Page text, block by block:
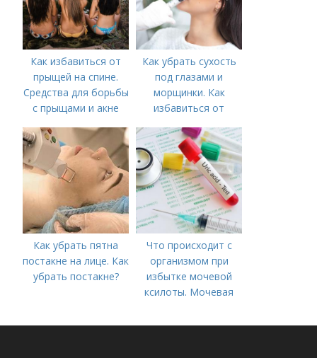
Как избавиться от
прыщей на спине.
Средства для борьбы
с прыщами и акне
Как убрать сухость
под глазами и
морщинки. Как
избавиться от
косметологические
процедуры
Как убрать пятна
постакне на лице. Как
убрать постакне?
Что происходит с
организмом при
избытке мочевой
ксилоты. Мочевая
норма и отклонения